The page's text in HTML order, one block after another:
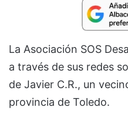
La Asociación SOS
a través de sus redes
de Javier C.R., un
provincia de Toledo.